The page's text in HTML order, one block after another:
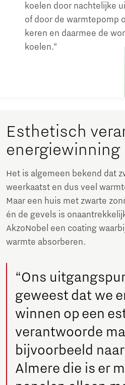
koelen door nachtelijke
of door de warmtepomp
keren en daarmee de
koelen.”
Esthetisch
energiewinning
Het is algemeen bekend dat
weerkaatst en dus veel
Maar een huis met zwarte
én de gevels is
AkzoNobel een coating
warmte absorberen.
“Ons
geweest dat we
winnen op een
verantwoorde
bijvoorbeeld
Almere die is er